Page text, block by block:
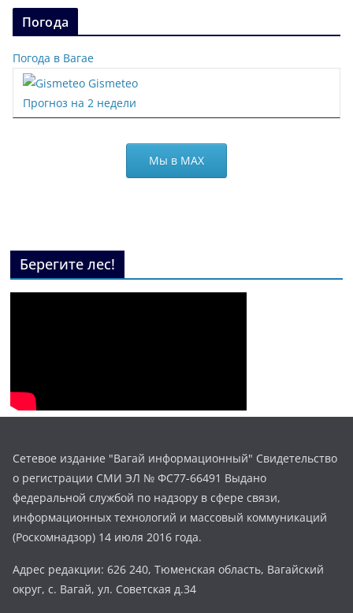
Погода
Погода в Вагае
Gismeteo
Прогноз на 2 недели
Мы в МАХ
Берегите лес!
Сетевое издание "Вагай информационный" Свидетельство
о регистрации СМИ ЭЛ № ФС77-66491 Выдано
федеральной службой по надзору в сфере связи,
информационных технологий и массовый коммуникаций
(Роскомнадзор) 14 июля 2016 года.
Адрес редакции: 626 240, Тюменская область, Вагайский
округ, с. Вагай, ул. Советская д.34